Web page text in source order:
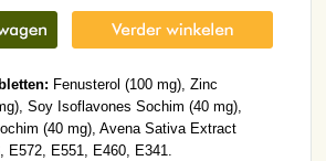
Fenusterol (100 mg), Zinc
Soy Isoflavones Sochim (40 mg),
(40 mg), Avena Sativa Extract
E572, E551, E460, E341.